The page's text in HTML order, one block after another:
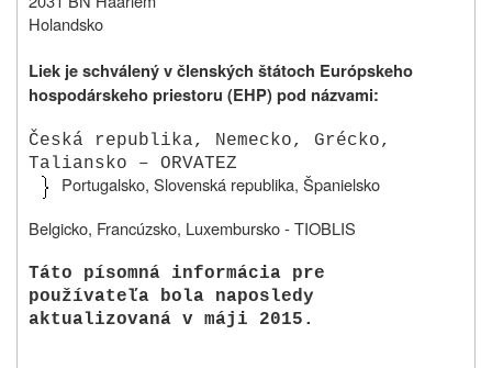
Holandsko
Liek je schválený v členských štátoch Európskeho
hospodárskeho priestoru (EHP) pod názvami:
Česká republika, Nemecko, Grécko,
Taliansko – ORVATEZ
Portugalsko, Slovenská republika, Španielsko
Belgicko, Francúzsko, Luxembursko - TIOBLIS
Táto písomná informácia pre
používateľa bola naposledy
aktualizovaná v máji 2015.